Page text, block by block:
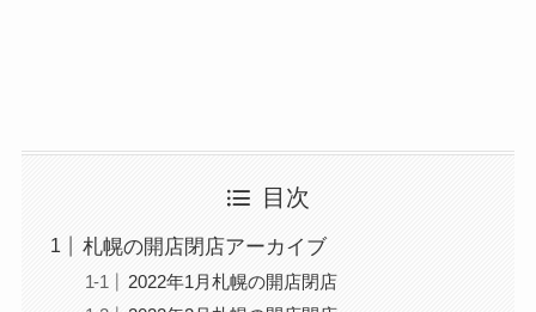
目次
札幌の開店閉店アーカイブ
2022年1月札幌の開店閉店